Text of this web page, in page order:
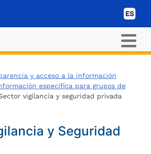
ES
y acceso a la información
especifica para grupos de
vigilancia y seguridad privada
y Seguridad